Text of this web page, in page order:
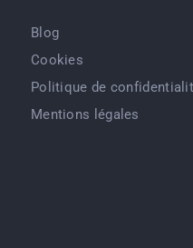
Blog
Cookies
Politique de
Mentions légales